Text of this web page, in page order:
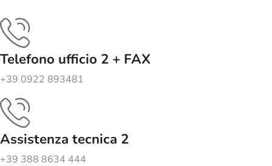
Telefono ufficio 2 + FAX
+39 0922 893481
Assistenza tecnica 2
+39 388 8634 444